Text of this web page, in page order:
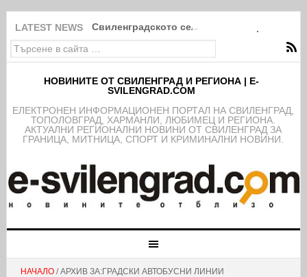
LATEST NEWS Свиленградското село Мезек събра света
НОВИНИТЕ ОТ СВИЛЕНГРАД И РЕГИОНА | E-
SVILENGRAD.COM
EЛЕКТРОНЕН ИНФОРМАЦИОНЕН ПОРТАЛ НА СВИЛЕНГРАД,
ТОПОЛОВГРАД, ХАРМАНЛИ, ЛЮБИМЕЦ И РЕГИОНА.
АКТУАЛНИ РЕГИОНАЛНИ НОВИНИ ОТ СВИЛЕНГРАД ЗА
ГРАНИЦА, МИТНИЦА, СПОРТ И КРИМИНАЛНИ НОВИНИ.
НАЧАЛО/ АРХИВ ЗА:ГРАДСКИ АВТОБУСНИ ЛИНИИ